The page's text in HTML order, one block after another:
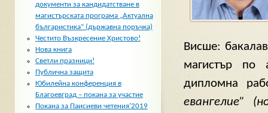
Висше:
магистър по
дипломна
евангелие”
документи за кандидатстване в
магистърската програма „Актуална
българистика“ (държавна поръчка)
Честито Възкресение Христово!
Нова книга
Светли празници!
Публична защита
Юбилейна конференция в
Благоевград – покана за участие
Покана за Паисиеви четения’2019